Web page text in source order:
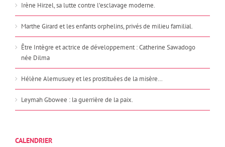
Irène Hirzel, sa lutte contre l’esclavage moderne.
Marthe Girard et les enfants orphelins, privés de milieu familial.
Être Intègre et actrice de développement : Catherine Sawadogo
née Dilma
Hélène Alemusuey et les prostituées de la misère…
Leymah Gbowee : la guerrière de la paix.
CALENDRIER